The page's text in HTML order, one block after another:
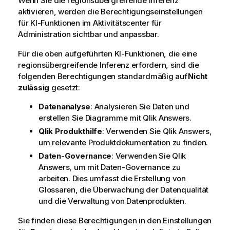
aktivieren, werden die Berechtigungseinstellungen
für KI-Funktionen im Aktivitätscenter für
Administration sichtbar und anpassbar.
Für die oben aufgeführten KI-Funktionen, die eine
regionsübergreifende Inferenz erfordern, sind die
folgenden Berechtigungen standardmäßig aufNicht
zulässig gesetzt:
Datenanalyse: Analysieren Sie Daten und
erstellen Sie Diagramme mit Qlik Answers.
Qlik Produkthilfe: Verwenden Sie Qlik Answers,
um relevante Produktdokumentation zu finden.
Daten-Governance: Verwenden Sie Qlik
Answers, um mit Daten-Governance zu
arbeiten. Dies umfasst die Erstellung von
Glossaren, die Überwachung der Datenqualität
und die Verwaltung von Datenprodukten.
Sie finden diese Berechtigungen in den Einstellungen